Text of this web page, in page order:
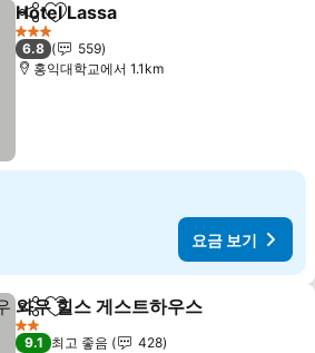
공유 즐겨찾기에 추가
Hotel Lassa
3 성급
6.8
559
홍익대학교에서 1.1km
요금 보기
공유 즐겨찾기에 추가
와우 힐스 게스트하우스
2 성급
9.1 최고 좋음
428